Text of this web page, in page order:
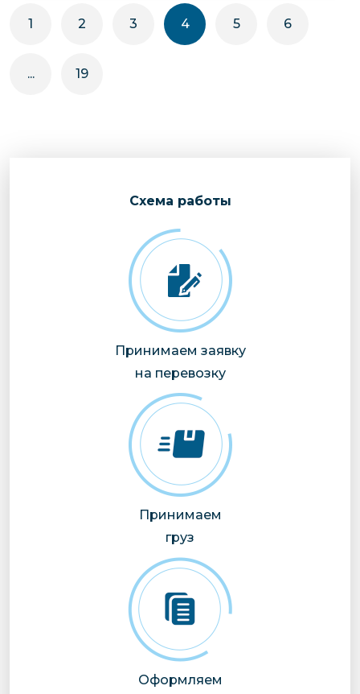
1 2 3 4 5 6
... 19
Cхема работы
Принимаем заявку
на перевозку
Принимаем
груз
Оформляем